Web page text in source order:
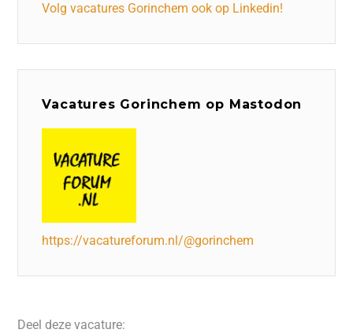
Volg vacatures Gorinchem ook op Linkedin!
Vacatures Gorinchem op Mastodon
https://vacatureforum.nl/@gorinchem
Deel deze vacature: